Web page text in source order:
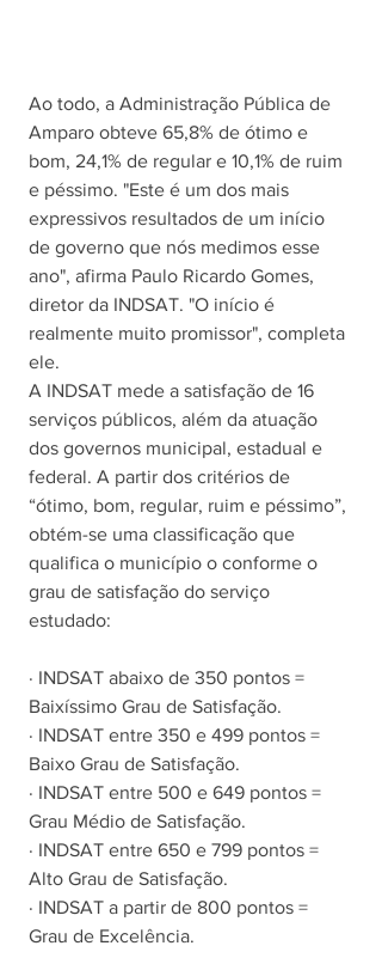
Ao todo, a Administração Pública de
Amparo obteve 65,8% de ótimo e
bom, 24,1% de regular e 10,1% de ruim
e péssimo. "Este é um dos mais
expressivos resultados de um início
de governo que nós medimos esse
ano", afirma Paulo Ricardo Gomes,
diretor da INDSAT. "O início é
realmente muito promissor", completa
ele.
A INDSAT mede a satisfação de 16
serviços públicos, além da atuação
dos governos municipal, estadual e
federal. A partir dos critérios de
“ótimo, bom, regular, ruim e péssimo”,
obtém-se uma classificação que
qualifica o município o conforme o
grau de satisfação do serviço
estudado:
· INDSAT abaixo de 350 pontos =
Baixíssimo Grau de Satisfação.
· INDSAT entre 350 e 499 pontos =
Baixo Grau de Satisfação.
· INDSAT entre 500 e 649 pontos =
Grau Médio de Satisfação.
· INDSAT entre 650 e 799 pontos =
Alto Grau de Satisfação.
· INDSAT a partir de 800 pontos =
Grau de Excelência.